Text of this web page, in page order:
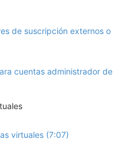
de suscripción externos o
cuentas administrador de
virtuales (7:07)